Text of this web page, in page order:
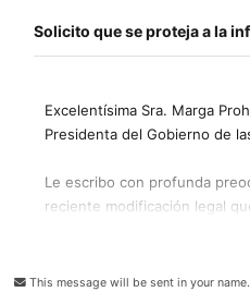
This message will be sent in your name.